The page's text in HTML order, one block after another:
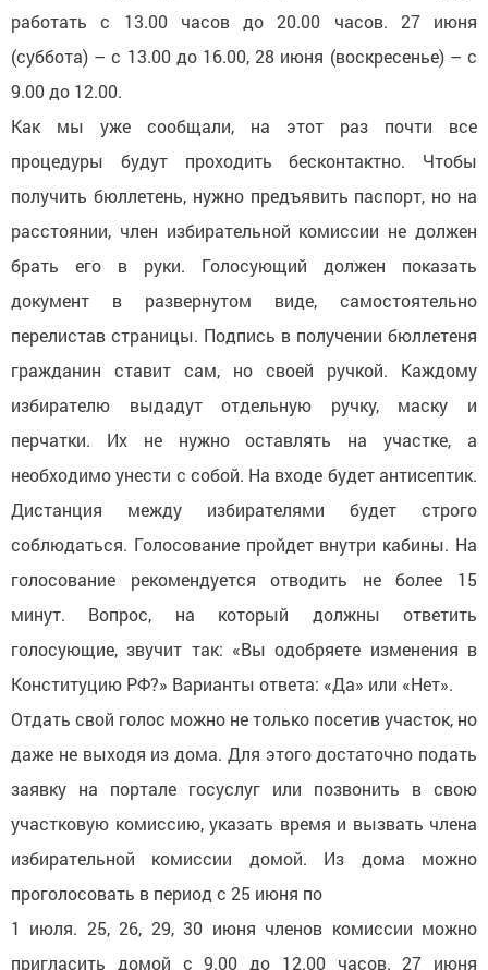
работать с 13.00 часов до 20.00 часов. 27 июня
(суббота) – с 13.00 до 16.00, 28 июня (воскресенье) – с
9.00 до 12.00.
Как мы уже сообщали, на этот раз почти все
процедуры будут проходить бесконтактно. Чтобы
получить бюллетень, нужно предъявить паспорт, но на
расстоянии, член избирательной комиссии не должен
брать его в руки. Голосующий должен показать
документ в развернутом виде, самостоятельно
перелистав страницы. Подпись в получении бюллетеня
гражданин ставит сам, но своей ручкой. Каждому
избирателю выдадут отдельную ручку, маску и
перчатки. Их не нужно оставлять на участке, а
необходимо унести с собой. На входе будет антисептик.
Дистанция между избирателями будет строго
соблюдаться. Голосование пройдет внутри кабины. На
голосование рекомендуется отводить не более 15
минут. Вопрос, на который должны ответить
голосующие, звучит так: «Вы одобряете изменения в
Конституцию РФ?» Варианты ответа: «Да» или «Нет».
Отдать свой голос можно не только посетив участок, но
даже не выходя из дома. Для этого достаточно подать
заявку на портале госуслуг или позвонить в свою
участковую комиссию, указать время и вызвать члена
избирательной комиссии домой. Из дома можно
проголосовать в период с 25 июня по
1 июля. 25, 26, 29, 30 июня членов комиссии можно
пригласить домой с 9.00 до 12.00 часов. 27 июня